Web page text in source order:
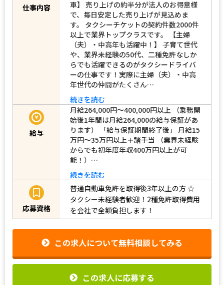
仕事内容
車】 売り上げの約半分が法人のお得意様
で、毎日安定した売り上げが見込めま
す。 タクシーチケットの契約件数2000件
以上で業界トップクラスです。 【主婦
（夫）・中高年も活躍中！】 子育て世代
や、業界未経験の50代、二種免許なしか
らでも活躍できるのがタクシードライバ
ーの仕事です！実際に主婦（夫）・中高
年世代の仲間がたくさん…
続きを読む
給与
月給264,000円～400,000円以上 （乗務開
始後1年間は月給264,000の給与保証があ
ります） 「給与保証期間終了後」 月給15
万円～35万円以上＋諸手当 （業界未経験
からでも初年度年収400万円以上が可
能！）…
続きを読む
応募資格
普通自動車免許を取得後3年以上の方☆
タクシー未経験者歓迎！2種免許取得費用
を会社で全額負担します！
この求人について無料相談してみる
この求人に応募する